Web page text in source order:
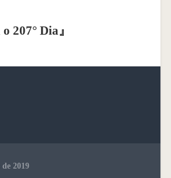
207° Dia』
2019